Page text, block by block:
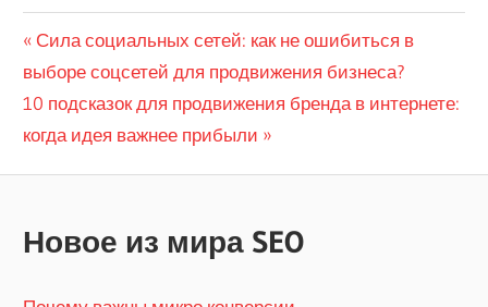
Навигация
по
записям
Предыдущая
запись:
Сила социальных сетей: как не ошибиться в
выборе соцсетей для продвижения бизнеса?
Следующая
запись:
10 подсказок для продвижения бренда в интернете:
когда идея важнее прибыли
Новое из мира SEO